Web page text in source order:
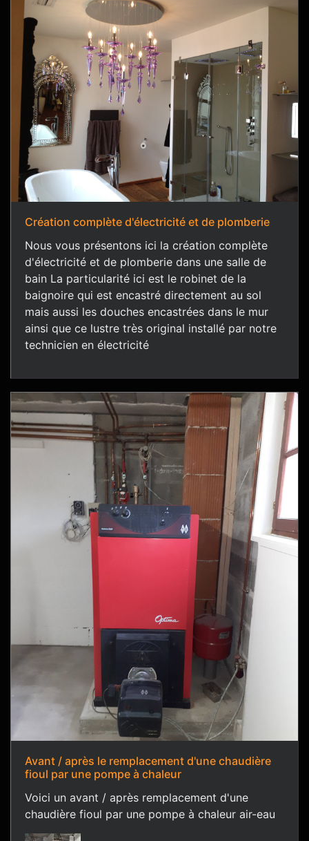
Création complète d'électricité et de plomberie
Nous vous présentons ici la création complète
d'électricité et de plomberie dans une salle de
bain La particularité ici est le robinet de la
baignoire qui est encastré directement au sol
mais aussi les douches encastrées dans le mur
ainsi que ce lustre très original installé par notre
technicien en électricité
Avant / après le remplacement d'une chaudière
fioul par une pompe à chaleur
Voici un avant / après remplacement d'une
chaudière fioul par une pompe à chaleur air-eau